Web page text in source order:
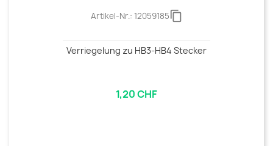
Artikel-Nr.: 12059185content_copy
Verriegelung zu HB3-HB4 Stecker
1,20 CHF